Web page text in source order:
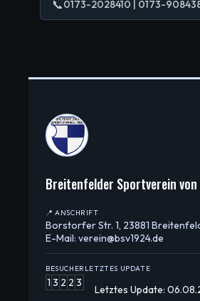
📞0173-2028410 | 0173-
Breitenfelder Sportverein von
📍 ANSCHRIFT
Borstorfer Str. 1, 23881
E-Mail: verein@bsv1924.de
BESUCHER
1 3 2 2 3
LETZTES UPDATE
Letztes Update: